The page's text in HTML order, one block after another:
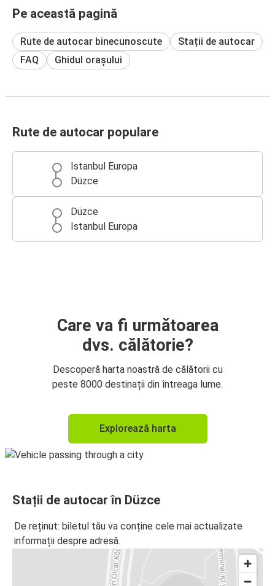
Pe această pagină
Rute de autocar binecunoscute
Stații de autocar
FAQ
Ghidul orașului
Rute de autocar populare
Istanbul Europa
Düzce
Düzce
Istanbul Europa
Care va fi următoarea
dvs. călătorie?
Descoperă harta noastră de călătorii cu
peste 8000 destinații din întreaga lume.
Explorează harta
Stații de autocar în Düzce
De reținut: biletul tău va conține cele mai actualizate
informații despre adresă.